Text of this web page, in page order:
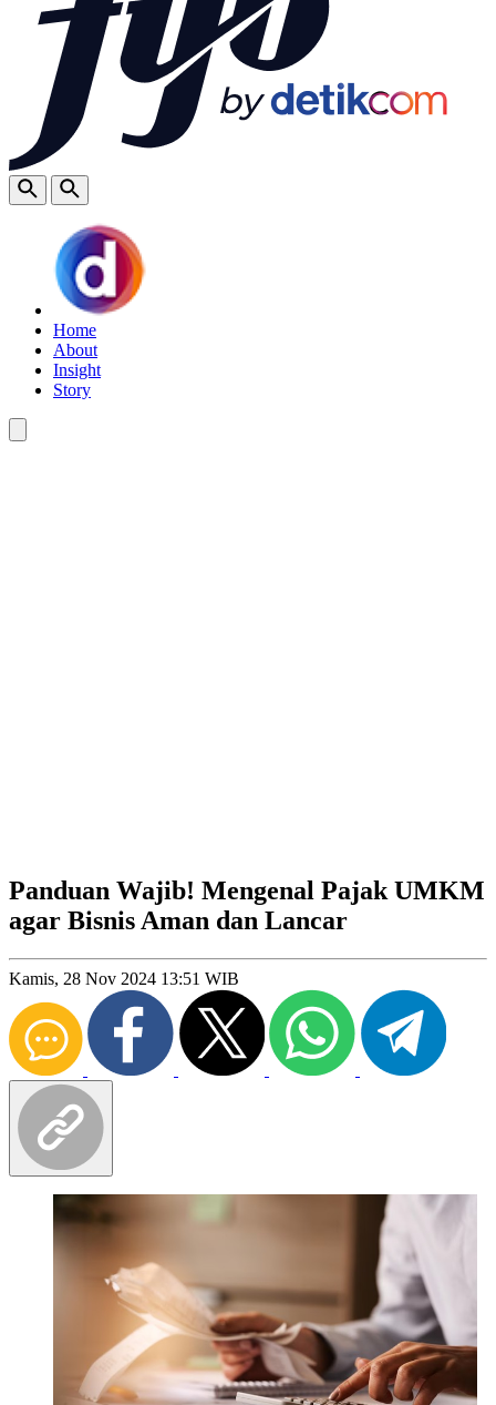
Home
About
Insight
Story
Panduan Wajib! Mengenal Pajak UMKM
agar Bisnis Aman dan Lancar
Kamis, 28 Nov 2024 13:51 WIB